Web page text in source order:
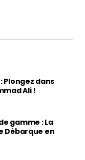
Plongez dans
Ali !
gamme : La
Débarque en